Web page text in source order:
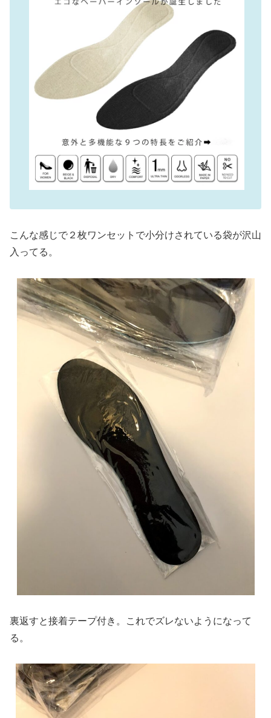
こんな感じで２枚ワンセットで小分けされている袋が沢山
入ってる。
裏返すと接着テープ付き。これでズレないようになって
る。